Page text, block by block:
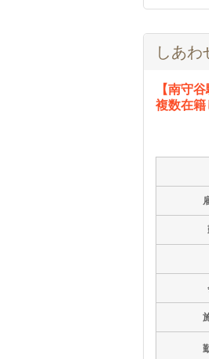
しあわ
【南守
複数在